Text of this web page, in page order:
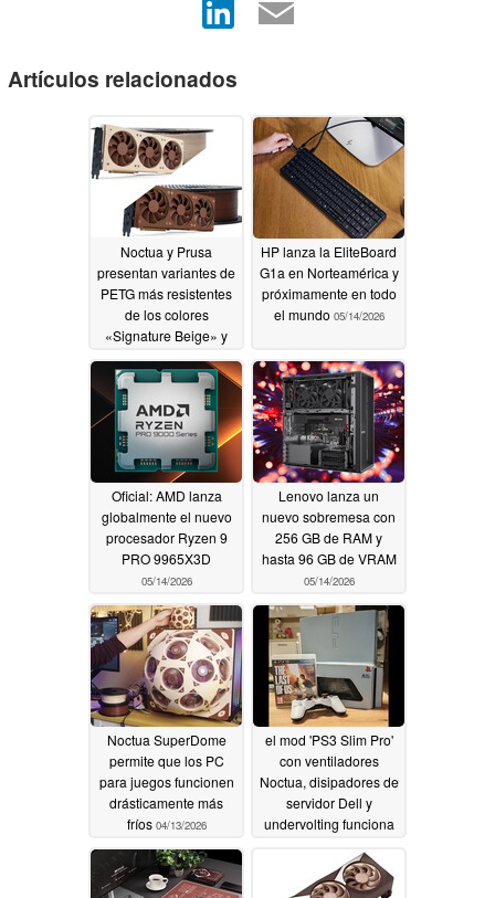
Artículos relacionados
Noctua y Prusa
presentan variantes de
PETG más resistentes
de los colores
«Signature Beige» y
07/29/2026
HP lanza la EliteBoard
G1a en Norteamérica y
próximamente en todo
el mundo 05/14/2026
Oficial: AMD lanza
globalmente el nuevo
procesador Ryzen 9
PRO 9965X3D
05/14/2026
Lenovo lanza un
nuevo sobremesa con
256 GB de RAM y
hasta 96 GB de VRAM
05/14/2026
Noctua SuperDome
permite que los PC
para juegos funcionen
drásticamente más
fríos 04/13/2026
el mod 'PS3 Slim Pro'
con ventiladores
Noctua, disipadores de
servidor Dell y
undervolting funciona
menos de 30 dB - así
reacciona Reddit